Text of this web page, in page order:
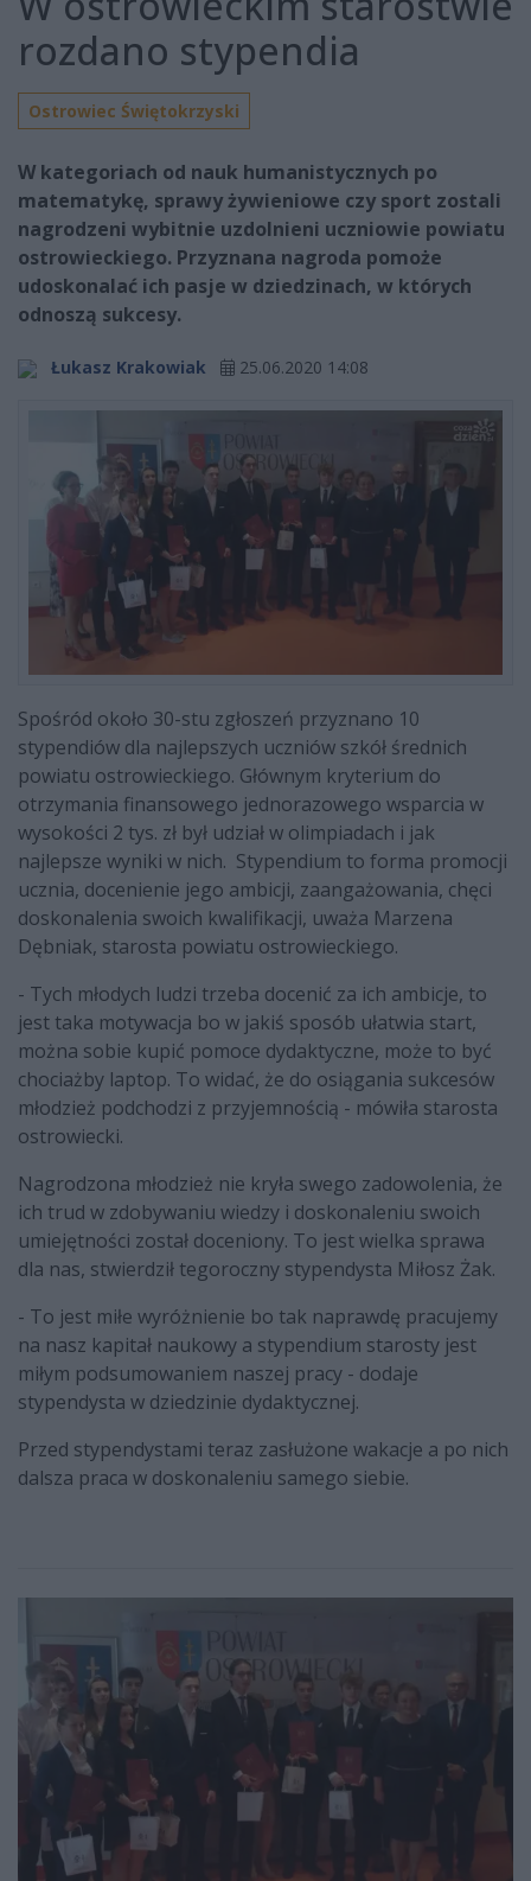
rozdano stypendia
Ostrowiec Świętokrzyski
W kategoriach od nauk humanistycznych po
matematykę, sprawy żywieniowe czy sport zostali
nagrodzeni wybitnie uzdolnieni uczniowie powiatu
ostrowieckiego. Przyznana nagroda pomoże
udoskonalać ich pasje w dziedzinach, w których
odnoszą sukcesy.
Łukasz Krakowiak 25.06.2020 14:08
Spośród około 30-stu zgłoszeń przyznano 10
stypendiów dla najlepszych uczniów szkół średnich
powiatu ostrowieckiego. Głównym kryterium do
otrzymania finansowego jednorazowego wsparcia w
wysokości 2 tys. zł był udział w olimpiadach i jak
najlepsze wyniki w nich. Stypendium to forma promocji
ucznia, docenienie jego ambicji, zaangażowania, chęci
doskonalenia swoich kwalifikacji, uważa Marzena
Dębniak, starosta powiatu ostrowieckiego.
- Tych młodych ludzi trzeba docenić za ich ambicje, to
jest taka motywacja bo w jakiś sposób ułatwia start,
można sobie kupić pomoce dydaktyczne, może to być
chociażby laptop. To widać, że do osiągania sukcesów
młodzież podchodzi z przyjemnością - mówiła starosta
ostrowiecki.
Nagrodzona młodzież nie kryła swego zadowolenia, że
ich trud w zdobywaniu wiedzy i doskonaleniu swoich
umiejętności został doceniony. To jest wielka sprawa
dla nas, stwierdził tegoroczny stypendysta Miłosz Żak.
- To jest miłe wyróżnienie bo tak naprawdę pracujemy
na nasz kapitał naukowy a stypendium starosty jest
miłym podsumowaniem naszej pracy - dodaje
stypendysta w dziedzinie dydaktycznej.
Przed stypendystami teraz zasłużone wakacje a po nich
dalsza praca w doskonaleniu samego siebie.